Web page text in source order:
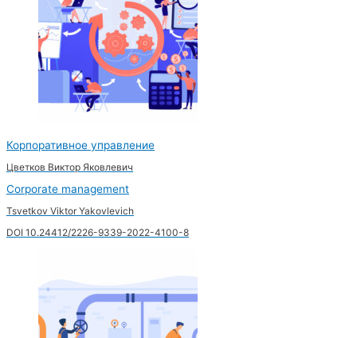
Корпоративное управление
Цветков Виктор Яковлевич
Corporate management
Tsvetkov Viktor Yakovlevich
DOI 10.24412/2226-9339-2022-4100-8